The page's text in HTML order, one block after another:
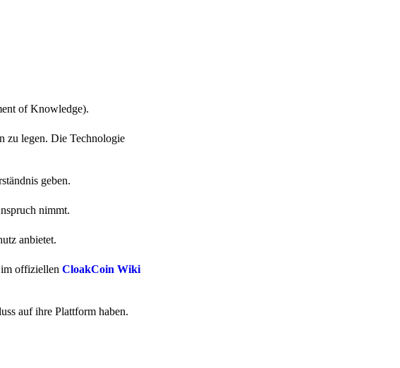
of Knowledge).
zu legen. Die Technologie
geben.
nimmt.
anbietet.
offiziellen CloakCoin Wiki
auf ihre Plattform haben.